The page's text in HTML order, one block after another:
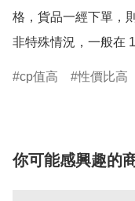
格，貨品一經下單，
非特殊情況，一般在
cp值高 性價比高
你可能感興趣的